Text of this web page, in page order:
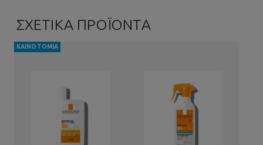
ΣΧΕΤΙΚΑ ΠΡΟΪΟΝΤΑ
ΚΑΙΝΟΤΟΜΊΑ